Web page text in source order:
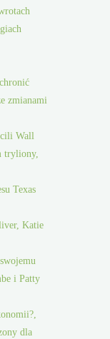
zmianami
Wall
tryliony,
Texas
Katie
i Patty
dla